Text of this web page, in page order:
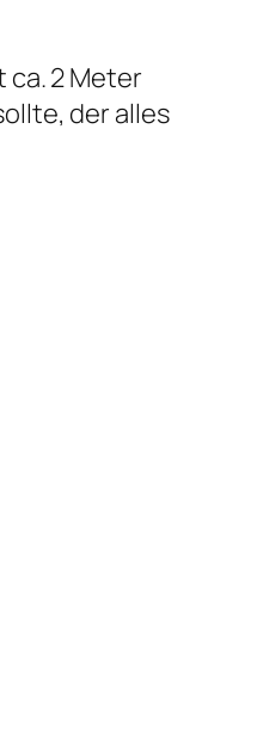
ca. 2 Meter
der alles